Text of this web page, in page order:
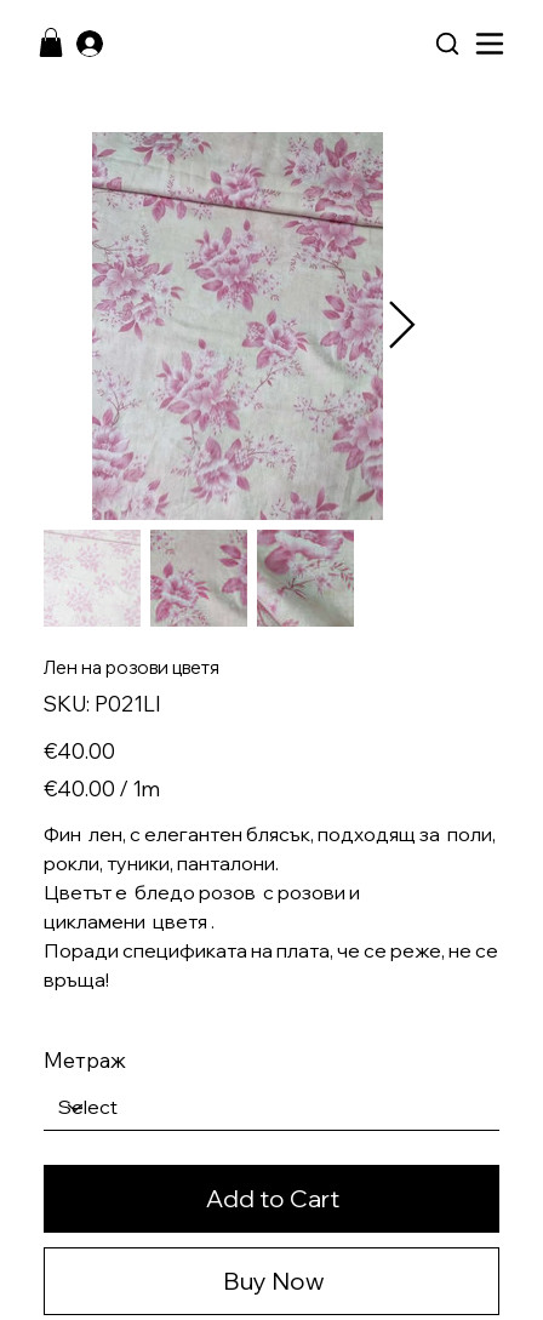
Лен на розови цветя
SKU: SKU
P021LI
P021LI
Price
€40.00
€40.00
per
€40.00 / 1m
Фин лен, с елегантен блясък, подходящ за поли,
рокли, туники, панталони.
Цветът е бледо розов с розови и
цикламени цветя .
Поради спецификата на плата, че се реже, не се
връща!
Метраж
Add to Cart
Buy Now